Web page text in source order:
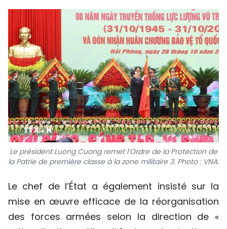
Le président Luong Cuong remet l’Ordre de la Protection de
la Patrie de première classe à la zone militaire 3. Photo : VNA.
Le chef de l’État a également insisté sur la
mise en œuvre efficace de la réorganisation
des forces armées selon la direction de «